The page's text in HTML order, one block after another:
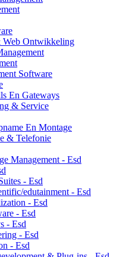
Web Ontwikkeling
Software
En Gateways
& Service
En Montage
& Telefonie
Management - Esd
- Esd
edutainment - Esd
- Esd
- Esd
- Esd
- Esd
- Esd